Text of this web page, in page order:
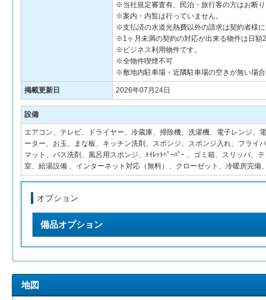
※当社規定審査有、民泊・旅行客の方はお断
※案内・内覧は行っていません。
※支払済の水道光熱費以外の請求は契約者様
※1ヶ月未満の契約の対応が出来る物件は日額
※ビジネス利用物件です。
※全物件喫煙不可
※敷地内駐車場・近隣駐車場の空きが無い場
掲載更新日 2026年07月24日
設備
エアコン、テレビ、ドライヤー、冷蔵庫、掃除機、洗濯機、電子レンジ
ーター、お玉、まな板、キッチン洗剤、スポンジ、スポンジ入れ、フラ
マット、バス洗剤、風呂用スポンジ、ﾄｲﾚｯﾄﾍﾟｰﾊﾟｰ 、ゴミ箱、スリッパ、
室、給湯設備 、インターネット対応（無料）、クローゼット、冷暖房完備
オプション
備品オプション
地図